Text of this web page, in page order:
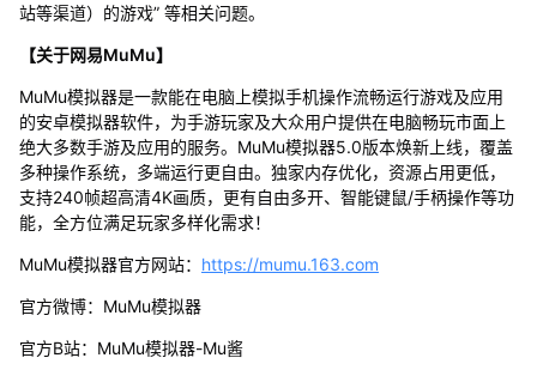
站等渠道）的游戏” 等相关问题。
【关于网易MuMu】
MuMu模拟器是一款能在电脑上模拟手机操作流畅运行游戏及应用
的安卓模拟器软件，为手游玩家及大众用户提供在电脑畅玩市面上
绝大多数手游及应用的服务。MuMu模拟器5.0版本焕新上线，覆盖
多种操作系统，多端运行更自由。独家内存优化，资源占用更低，
支持240帧超高清4K画质，更有自由多开、智能键鼠/手柄操作等功
能，全方位满足玩家多样化需求！
MuMu模拟器官方网站： https://mumu.163.com
官方微博：MuMu模拟器
官方B站：MuMu模拟器-Mu酱